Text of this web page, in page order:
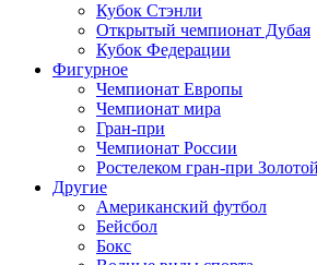
Кубок Стэнли
Открытый чемпионат Дубая
Кубок Федерации
Фигурное
Чемпионат Европы
Чемпионат мира
Гран-при
Чемпионат России
Ростелеком гран-при
Другие
Американский футбол
Бейсбол
Бокс